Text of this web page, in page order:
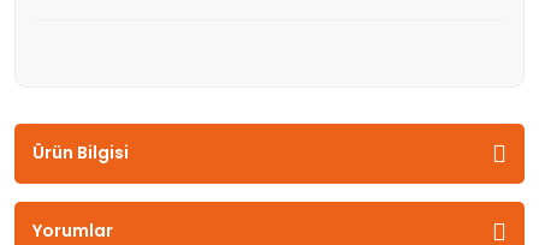
Ürün Bilgisi
Yorumlar